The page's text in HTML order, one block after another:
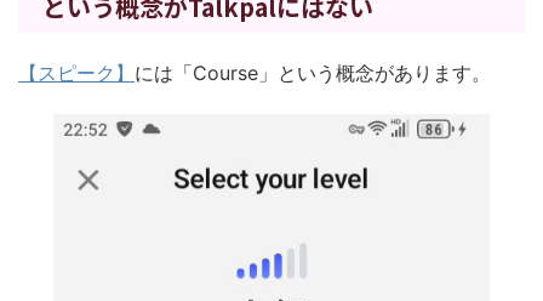
【スピーク】 には「Course」という概念があります。